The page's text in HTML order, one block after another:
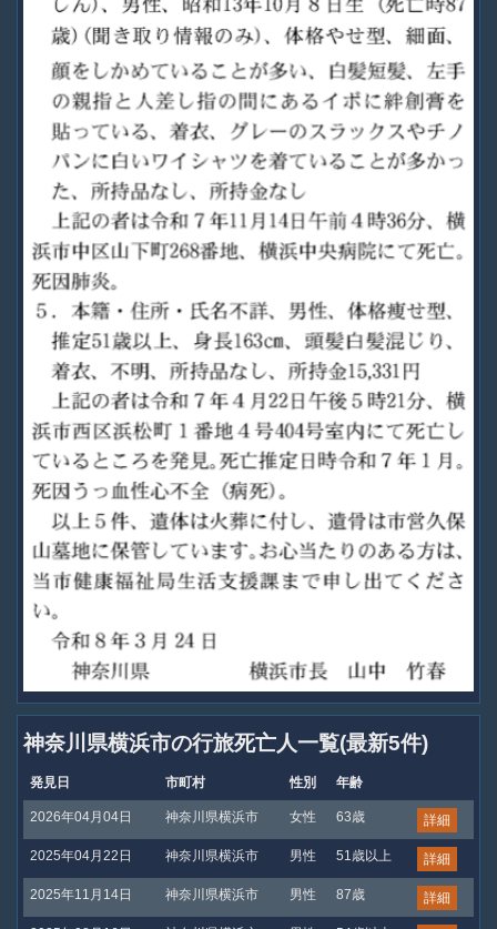
神奈川県横浜市の行旅死亡人一覧(最新5件)
発見日 市町村 性別 年齢
2026年04月04日 神奈川県横浜市 女性 63歳 詳細
2025年04月22日 神奈川県横浜市 男性 51歳以上 詳細
2025年11月14日 神奈川県横浜市 男性 87歳 詳細